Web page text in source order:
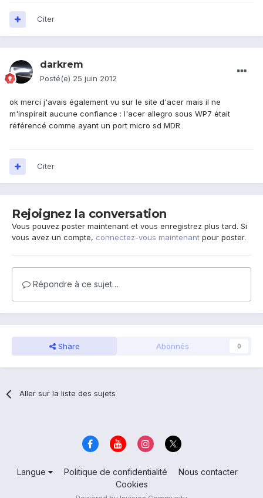
Citer
darkrem
Posté(e) 25 juin 2012
ok merci j'avais également vu sur le site d'acer mais il ne
m'inspirait aucune confiance : l'acer allegro sous WP7 était
référencé comme ayant un port micro sd MDR
Citer
Rejoignez la conversation
Vous pouvez poster maintenant et vous enregistrez plus tard. Si
vous avez un compte, connectez-vous maintenant pour poster.
Répondre à ce sujet…
Share Abonnés 0
Aller sur la liste des sujets
Langue Politique de confidentialité
Nous contacter
Cookies